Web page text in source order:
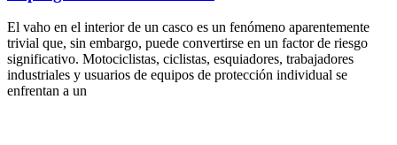
El vaho en el interior de un casco es un fenómeno aparentemente
trivial que, sin embargo, puede convertirse en un factor de riesgo
significativo. Motociclistas, ciclistas, esquiadores, trabajadores
industriales y usuarios de equipos de protección individual se
enfrentan a un